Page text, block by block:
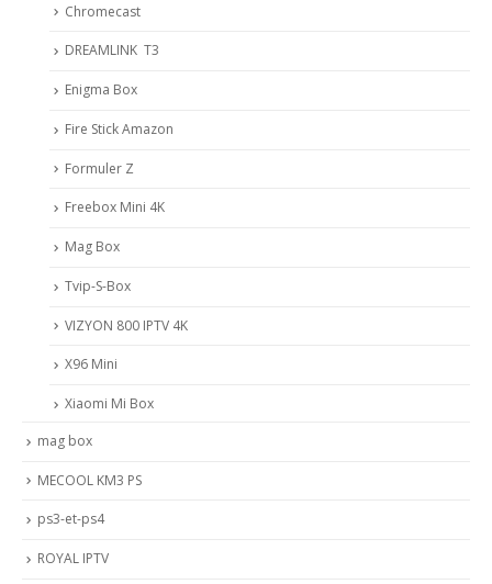
Chromecast
DREAMLINK T3
Enigma Box
Fire Stick Amazon
Formuler Z
Freebox Mini 4K
Mag Box
Tvip-S-Box
VIZYON 800 IPTV 4K
X96 Mini
Xiaomi Mi Box
mag box
MECOOL KM3 PS
ps3-et-ps4
ROYAL IPTV